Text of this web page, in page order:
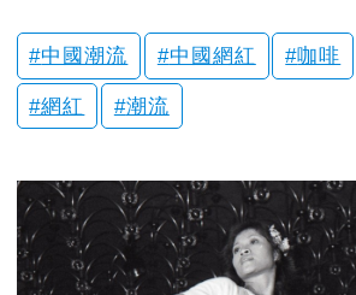
中國潮流 中國網紅 咖啡
網紅 潮流